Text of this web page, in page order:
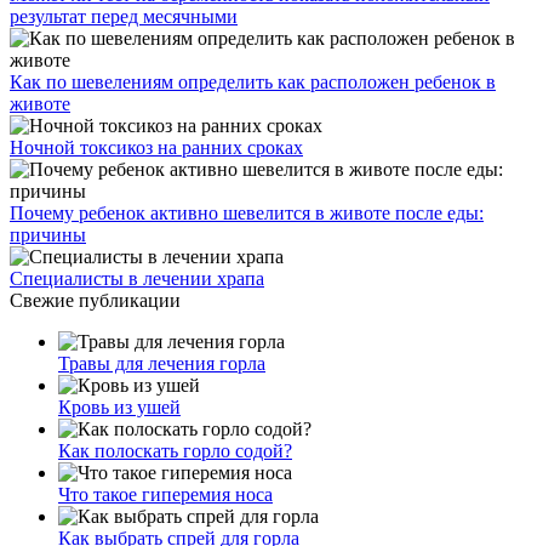
результат перед месячными
Как по шевелениям определить как расположен ребенок в
животе
Ночной токсикоз на ранних сроках
Почему ребенок активно шевелится в животе после еды:
причины
Специалисты в лечении храпа
Свежие публикации
Травы для лечения горла
Кровь из ушей
Как полоскать горло содой?
Что такое гиперемия носа
Как выбрать спрей для горла